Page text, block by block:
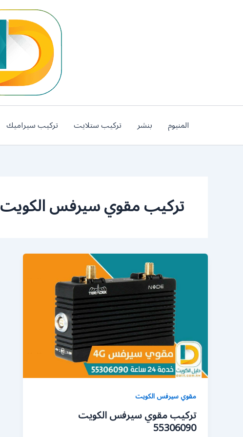
المنيوم بنشر تركيب ستلايت تركيب سيراميك
تركيب مقوي سيرفس الكويت
مقوي سيرفس الكويت
تركيب مقوي سيرفس الكويت
55306090